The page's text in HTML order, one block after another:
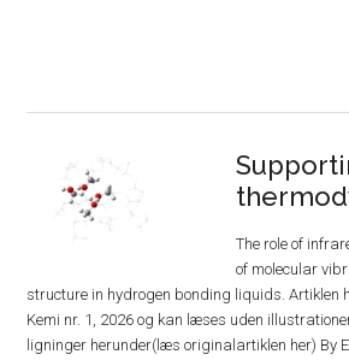
The role of
of molecular
structure in hydrogen bonding liquids.
Kemi nr. 1, 2026 og kan læses uden
ligninger herunder(læs originalartiklen her) By